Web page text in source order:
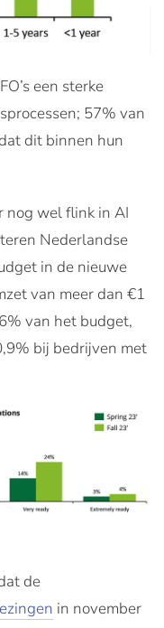
een sterke
57% van
dit binnen hun
nog wel flink in AI
Nederlandse
in de nieuwe
van meer dan €1
van het budget,
bij bedrijven met
de
in november